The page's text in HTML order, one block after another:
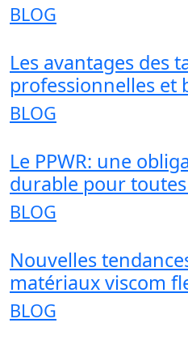
BLOG
Les avantages des
professionnelles et
BLOG
Le PPWR: une
durable pour
BLOG
Nouvelles
matériaux viscom
BLOG